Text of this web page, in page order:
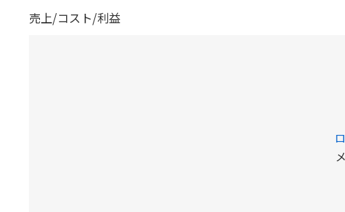
売上/コスト/利益